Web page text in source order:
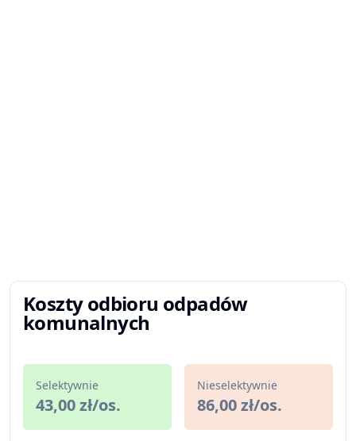
Koszty odbioru odpadów
komunalnych
Selektywnie
43,00 zł/os.
Nieselektywnie
86,00 zł/os.